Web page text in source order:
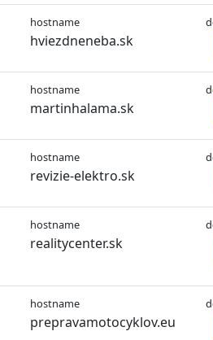
hostname
hviezdneneba.sk
hostname
martinhalama.sk
hostname
revizie-elektro.sk
hostname
realitycenter.sk
hostname
prepravamotocyklov.eu